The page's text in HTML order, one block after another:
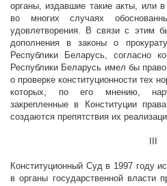
органы, издавшие такие акты, или
во многих случаях
удовлетворения. В связи с этим
дополнения в законы о
Республики Беларусь, согласно
Республики Беларусь имел бы
о проверке конституционности тех
которых, по его мнению,
закрепленные в Конституции
создаются препятствия их
Конституционный Суд в 1997 году
в органы государственной власти